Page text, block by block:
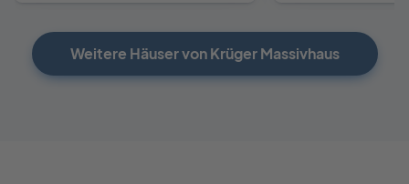
Weitere Häuser von Krüger Massivhaus